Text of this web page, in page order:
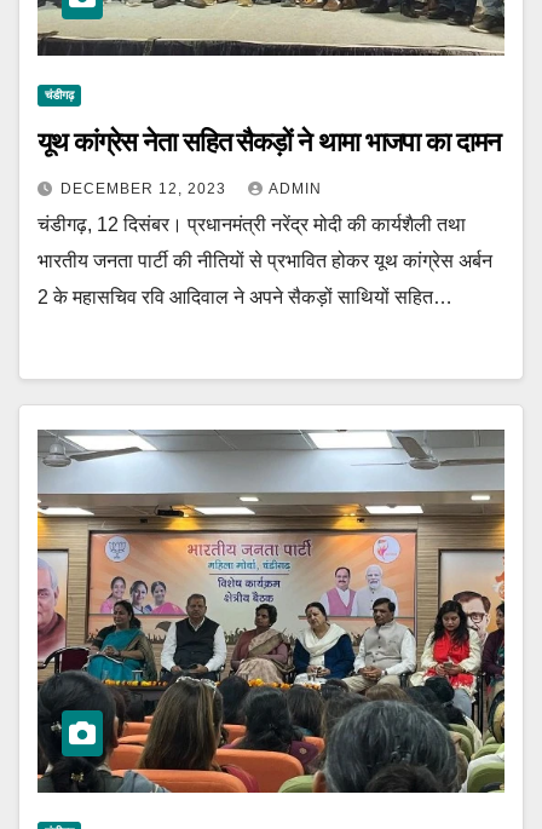
चंडीगढ़
यूथ कांग्रेस नेता सहित सैकड़ों ने थामा भाजपा का दामन
DECEMBER 12, 2023 ADMIN
चंडीगढ़, 12 दिसंबर। प्रधानमंत्री नरेंद्र मोदी की कार्यशैली तथा
भारतीय जनता पार्टी की नीतियों से प्रभावित होकर यूथ कांग्रेस अर्बन
2 के महासचिव रवि आदिवाल ने अपने सैकड़ों साथियों सहित…